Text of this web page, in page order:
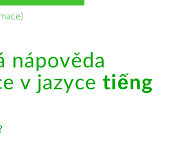
)
nápověda
v jazyce tiếng